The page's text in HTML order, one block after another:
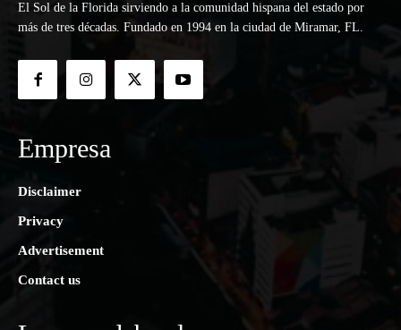
El Sol de la Florida sirviendo a la comunidad hispana del estado por
más de tres décadas. Fundado en 1994 en la ciudad de Miramar, FL.
Empresa
Disclaimer
Privacy
Advertisement
Contact us